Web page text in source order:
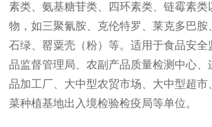
素类、氨基糖苷类、四环素类、链霉素类
物，如三聚氰胺、克伦特罗、莱克多巴胺
石绿、罂粟壳（粉）等。适用于食品安全
品监督管理局、农副产品质量检测中心、
品加工厂、大中型农贸市场、大中型超市
菜种植基地出入境检验检疫局等单位。